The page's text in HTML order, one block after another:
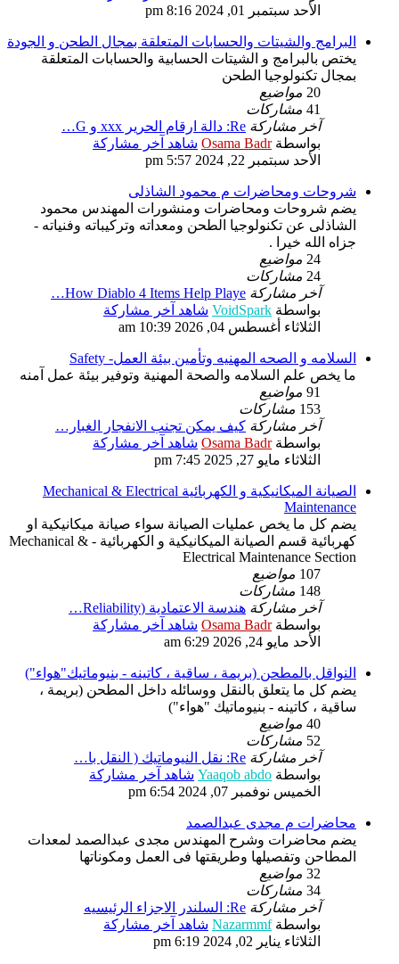
الأحد سبتمبر 01, 2024 8:16 pm
البرامج والشيتات والحسابات المتعلقة بمجال الطحن و الجودة
يختص بالبرامج و الشيتات الحسابية والحسابات المتعلقة
بمجال تكنولوجيا الطحن
20 مواضيع
41 مشاركات
آخر مشاركة Re: دالة ارقام الحرير xxx و G…
بواسطةOsama Badr شاهد آخر مشاركة
الأحد سبتمبر 22, 2024 5:57 pm
شروحات ومحاضرات م محمود الشاذلى
يضم شروحات ومحاضرات ومنشورات المهندس محمود
الشاذلى عن تكنولوجيا الطحن ومعداته وتركيباته وفنياته -
جزاه الله خيرا .
24 مواضيع
24 مشاركات
آخر مشاركة How Diablo 4 Items Help Playe…
بواسطة VoidSpark شاهد آخر مشاركة
الثلاثاء أغسطس 04, 2026 10:39 am
السلامه و الصحه المهنيه وتأمين بيئة العمل- Safety
ما يخص علم السلامه والصحة المهنية وتوفير بيئة عمل آمنه
91 مواضيع
153 مشاركات
آخر مشاركة كيف يمكن تجنب الانفجار الغبار…
بواسطةOsama Badr شاهد آخر مشاركة
الثلاثاء مايو 27, 2025 7:45 pm
الصيانة الميكانيكية و الكهربائية Mechanical & Electrical
Maintenance
يضم كل ما يخص عمليات الصيانة سواء صيانة ميكانيكية او
كهربائية قسم الصيانة الميكانيكية و الكهربائية - Mechanical &
Electrical Maintenance Section
107 مواضيع
148 مشاركات
آخر مشاركة هندسة الاعتمادية (Reliability…
بواسطةOsama Badr شاهد آخر مشاركة
الأحد مايو 24, 2026 6:29 am
النواقل بالمطحن (بريمة ، ساقية ، كاتينه - بنيوماتيك"هواء")
يضم كل ما يتعلق بالنقل ووسائله داخل المطحن (بريمة ،
ساقية ، كاتينه - بنيوماتيك "هواء")
40 مواضيع
52 مشاركات
آخر مشاركة Re: نقل النيوماتيك ( النقل با…
بواسطة Yaaqob abdo شاهد آخر مشاركة
الخميس نوفمبر 07, 2024 6:54 pm
محاضرات م مجدى عبدالصمد
يضم محاضرات وشرح المهندس مجدى عبدالصمد لمعدات
المطاحن وتفصيلها وطريقتها فى العمل ومكوناتها
32 مواضيع
34 مشاركات
آخر مشاركة Re: السلندر الاجزاء الرئيسيه
بواسطةNazarmmf شاهد آخر مشاركة
الثلاثاء يناير 02, 2024 6:19 pm